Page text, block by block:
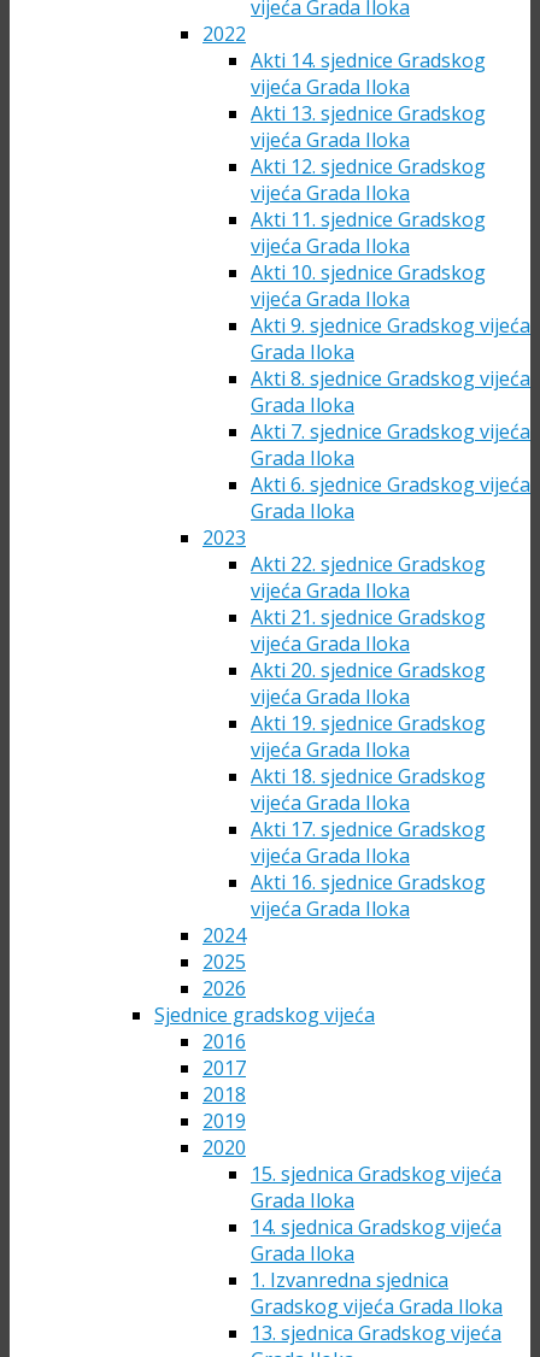
vijeća Grada Iloka
2022
Akti 14. sjednice Gradskog
vijeća Grada Iloka
Akti 13. sjednice Gradskog
vijeća Grada Iloka
Akti 12. sjednice Gradskog
vijeća Grada Iloka
Akti 11. sjednice Gradskog
vijeća Grada Iloka
Akti 10. sjednice Gradskog
vijeća Grada Iloka
Akti 9. sjednice Gradskog vijeća
Grada Iloka
Akti 8. sjednice Gradskog vijeća
Grada Iloka
Akti 7. sjednice Gradskog vijeća
Grada Iloka
Akti 6. sjednice Gradskog vijeća
Grada Iloka
2023
Akti 22. sjednice Gradskog
vijeća Grada Iloka
Akti 21. sjednice Gradskog
vijeća Grada Iloka
Akti 20. sjednice Gradskog
vijeća Grada Iloka
Akti 19. sjednice Gradskog
vijeća Grada Iloka
Akti 18. sjednice Gradskog
vijeća Grada Iloka
Akti 17. sjednice Gradskog
vijeća Grada Iloka
Akti 16. sjednice Gradskog
vijeća Grada Iloka
2024
2025
2026
Sjednice gradskog vijeća
2016
2017
2018
2019
2020
15. sjednica Gradskog vijeća
Grada Iloka
14. sjednica Gradskog vijeća
Grada Iloka
1. Izvanredna sjednica
Gradskog vijeća Grada Iloka
13. sjednica Gradskog vijeća